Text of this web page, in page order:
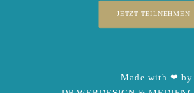
JETZT TEILNEHMEN
Made with ❤ by